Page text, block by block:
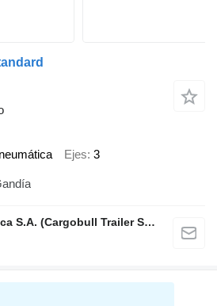
Ejes 3
Schmitz Cargobull Iberica S.A. (Cargobull Trailer Store Valencia)